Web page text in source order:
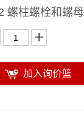
螺柱螺栓和螺母
加入询价篮